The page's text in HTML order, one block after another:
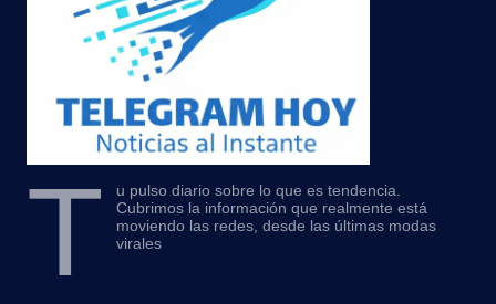
T
u pulso diario sobre lo que es tendencia.
Cubrimos la información que realmente está
moviendo las redes, desde las últimas modas
virales